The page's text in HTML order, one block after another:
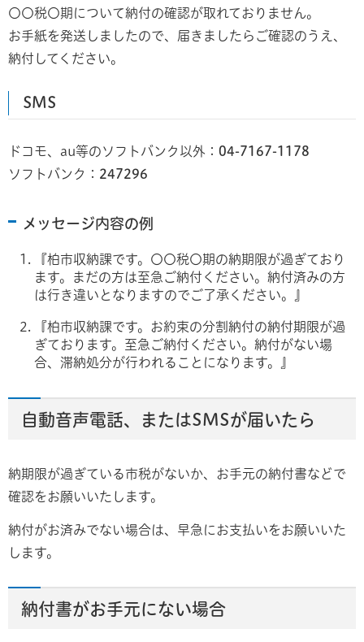
〇〇税〇期について納付の確認が取れておりません。
お手紙を発送しましたので、届きましたらご確認のうえ、
納付してください。
SMS
ドコモ、au等のソフトバンク以外： 04-7167-1178
ソフトバンク： 247296
メッセージ内容の例
『柏市収納課です。〇〇税〇期の納期限が過ぎており
ます。まだの方は至急ご納付ください。納付済みの方
は行き違いとなりますのでご了承ください。』
『柏市収納課です。お約束の分割納付の納付期限が過
ぎております。至急ご納付ください。納付がない場
合、滞納処分が行われることになります。』
自動音声電話、またはSMSが届いたら
納期限が過ぎている市税がないか、お手元の納付書などで
確認をお願いいたします。
納付がお済みでない場合は、早急にお支払いをお願いいた
します。
納付書がお手元にない場合